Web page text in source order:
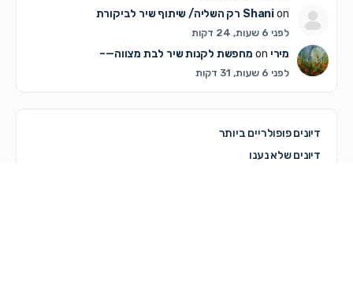
Shanion רק השליה/ שיתוף שיר לביקורת
לפני 6 שעות, 24 דקות
מיריon מחפשת לקנות שיר לבת מצווה—–
לפני 6 שעות, 31 דקות
דיונים פופולריים ביותר
דיונים שלא נענו